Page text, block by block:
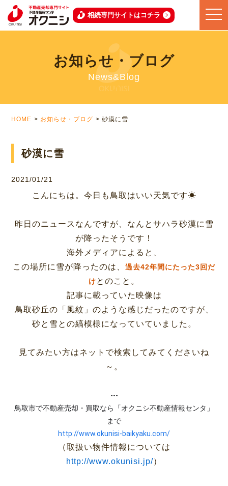
相続専門サイトはコチラ
toggle
お知らせ・ブログ
News&Blog
HOME お知らせ・ブログ 砂漠に雪
砂漠に雪
2021/01/21
こんにちは。今日も鳥取はいい天気です☀
昨日のニュースなんですが、なんとサハラ砂漠に雪
が降ったそうです！
海外メディアによると、
この場所に雪が降ったのは、 過去42年間にたった3回だ
けとのこと。
記事に載っていた映像は
鳥取砂丘の「風紋」のような感じだったのですが、
砂と雪との縞模様になっていていました。
見てみたい方はネットで検索してみてくださいね
～。
---
鳥取市で不動産売却・買取なら「オクニシ不動産情報センタ」
まで
http://www.okunisi-baikyaku.com/
（取扱い物件情報については
http://www.okunisi.jp/）